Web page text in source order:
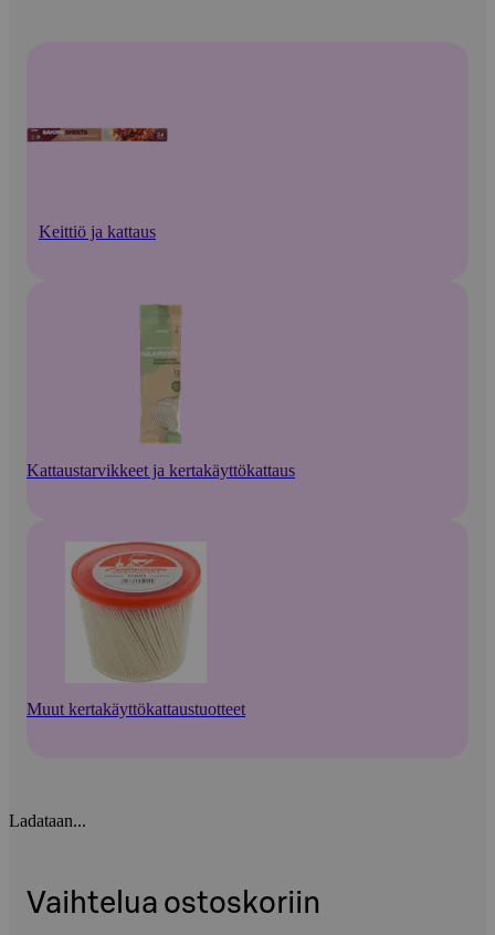
Keittiö ja kattaus
Kattaustarvikkeet ja kertakäyttökattaus
Muut kertakäyttökattaustuotteet
Ladataan...
Vaihtelua ostoskoriin